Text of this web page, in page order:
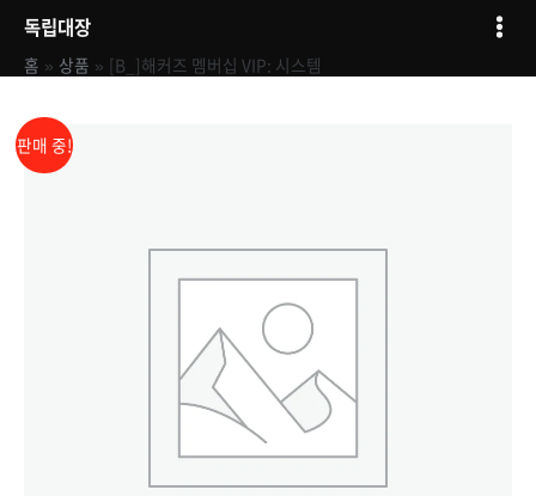
콘텐츠로
건너뛰기
독립대장
홈 상품 [B_]해커즈 멤버십 VIP: 시스템
판매 중!
[B_]
해커즈